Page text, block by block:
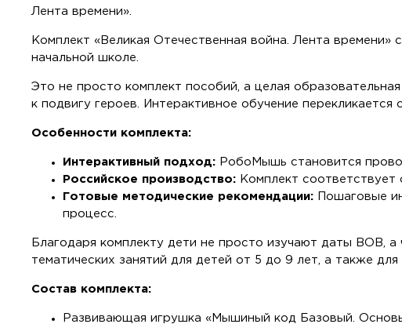
Лента времени».
Комплект «Великая Отечественная война. Лента
начальной школе.
Это не просто комплект пособий, а целая
к подвигу героев. Интерактивное обучение
Особенности комплекта:
Интерактивный подход:
РобоМышь становится
Российское производство:
Комплект
Готовые методические рекомендации:
Пошаговые
процесс.
Благодаря комплекту дети не просто изучают даты ВОВ,
тематических занятий для детей от 5 до 9 лет, а также
Состав комплекта:
Развивающая игрушка «Мышиный код Базовый.